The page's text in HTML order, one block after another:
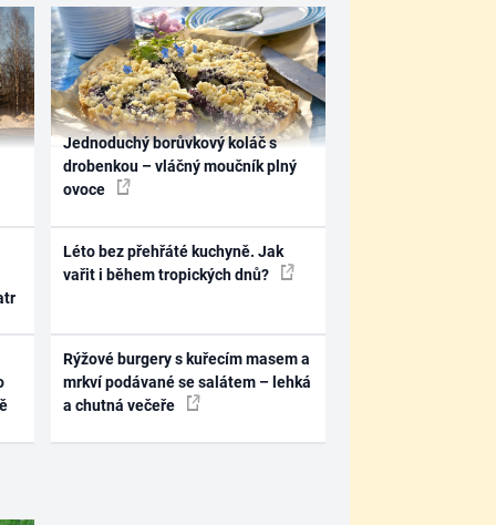
Jednoduchý borůvkový koláč s
drobenkou – vláčný moučník plný
ovoce
Léto bez přehřáté kuchyně. Jak
vařit i během tropických dnů?
Rýžové burgery s kuřecím masem a
mrkví podávané se salátem – lehká
a chutná večeře